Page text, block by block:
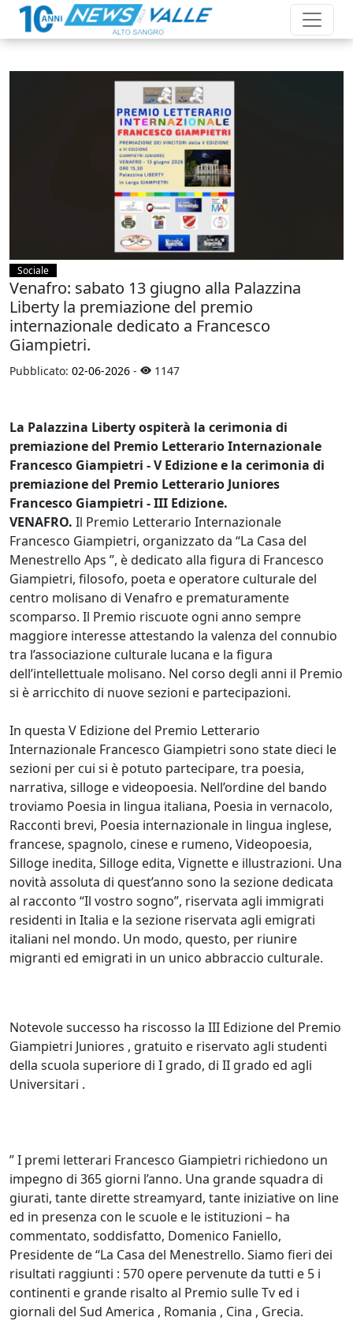
Sociale
Venafro: sabato 13 giugno alla Palazzina
Liberty la premiazione del premio
internazionale dedicato a Francesco
Giampietri.
Pubblicato: 02-06-2026 - 1147
La Palazzina Liberty ospiterà la cerimonia di
premiazione del Premio Letterario Internazionale
Francesco Giampietri - V Edizione e la cerimonia di
premiazione del Premio Letterario Juniores
Francesco Giampietri - III Edizione.
VENAFRO. Il Premio Letterario Internazionale
Francesco Giampietri, organizzato da “La Casa del
Menestrello Aps ”, è dedicato alla figura di Francesco
Giampietri, filosofo, poeta e operatore culturale del
centro molisano di Venafro e prematuramente
scomparso. Il Premio riscuote ogni anno sempre
maggiore interesse attestando la valenza del connubio
tra l’associazione culturale lucana e la figura
dell’intellettuale molisano. Nel corso degli anni il Premio
si è arricchito di nuove sezioni e partecipazioni.
In questa V Edizione del Premio Letterario
Internazionale Francesco Giampietri sono state dieci le
sezioni per cui si è potuto partecipare, tra poesia,
narrativa, silloge e videopoesia. Nell’ordine del bando
troviamo Poesia in lingua italiana, Poesia in vernacolo,
Racconti brevi, Poesia internazionale in lingua inglese,
francese, spagnolo, cinese e rumeno, Videopoesia,
Silloge inedita, Silloge edita, Vignette e illustrazioni. Una
novità assoluta di quest’anno sono la sezione dedicata
al racconto “Il vostro sogno”, riservata agli immigrati
residenti in Italia e la sezione riservata agli emigrati
italiani nel mondo. Un modo, questo, per riunire
migranti ed emigrati in un unico abbraccio culturale.
Notevole successo ha riscosso la III Edizione del Premio
Giampietri Juniores , gratuito e riservato agli studenti
della scuola superiore di I grado, di II grado ed agli
Universitari .
” I premi letterari Francesco Giampietri richiedono un
impegno di 365 giorni l’anno. Una grande squadra di
giurati, tante dirette streamyard, tante iniziative on line
ed in presenza con le scuole e le istituzioni – ha
commentato, soddisfatto, Domenico Faniello,
Presidente de “La Casa del Menestrello. Siamo fieri dei
risultati raggiunti : 570 opere pervenute da tutti e 5 i
continenti e grande risalto al Premio sulle Tv ed i
giornali del Sud America , Romania , Cina , Grecia.